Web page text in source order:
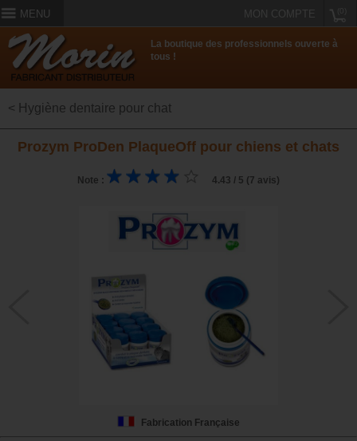
MENU MON COMPTE
La boutique des professionnels ouverte à
tous !
< Hygiène dentaire pour chat
Prozym ProDen PlaqueOff pour chiens et chats
Note : 4.43 / 5 (7 avis)
Fabrication Française